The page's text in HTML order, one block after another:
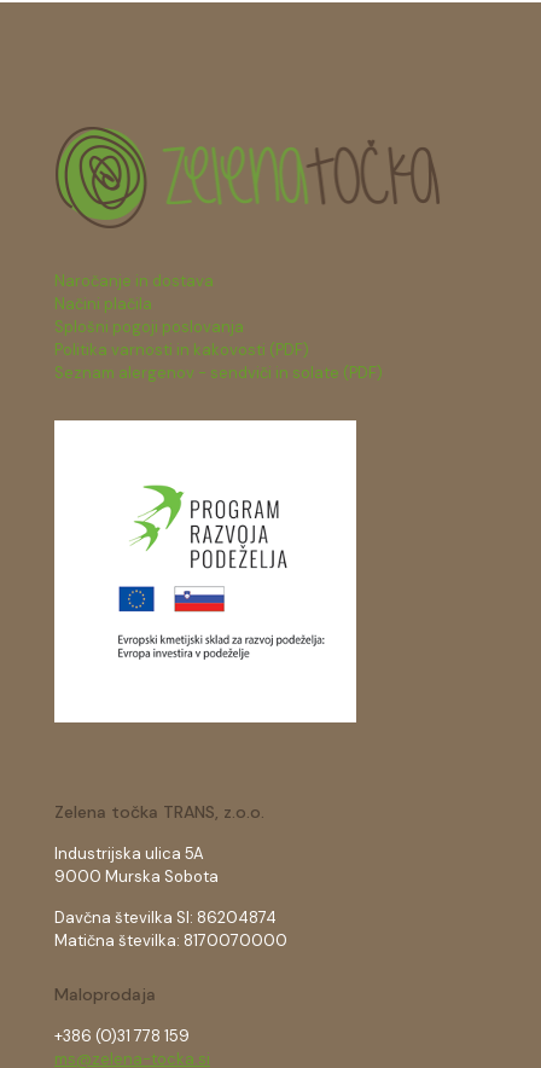
Naročanje in dostava
Načini plačila
Splošni pogoji poslovanja
Politika varnosti in kakovosti (PDF)
Seznam alergenov - sendviči in solate (PDF)
Zelena točka TRANS, z.o.o.
Industrijska ulica 5A
9000 Murska Sobota
Davčna številka SI: 86204874
Matična številka: 8170070000
Maloprodaja
+386 (0)31 778 159
ms@zelena-tocka.si